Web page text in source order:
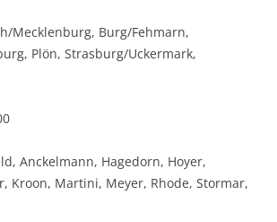
Mecklenburg, Burg/Fehmarn,
Plön, Strasburg/Uckermark,
Anckelmann, Hagedorn, Hoyer,
Kroon, Martini, Meyer, Rhode, Stormar,